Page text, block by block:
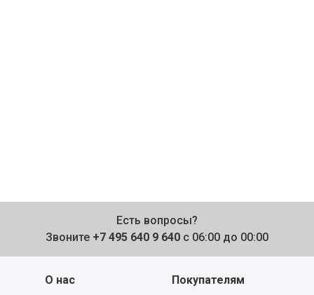
Есть вопросы?
Звоните +7 495 640 9 640 с 06:00 до 00:00
О нас Покупателям